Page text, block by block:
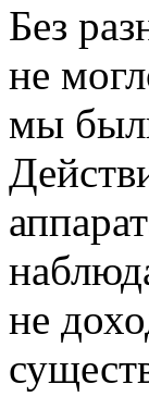
Без
не
мы
не